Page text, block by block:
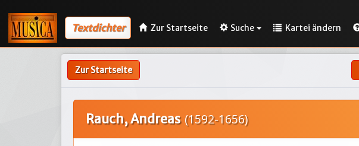
Textdichter Zur Startseite Suche Kartei ändern
Zur Startseite
Rauch, Andreas (1592-1656)